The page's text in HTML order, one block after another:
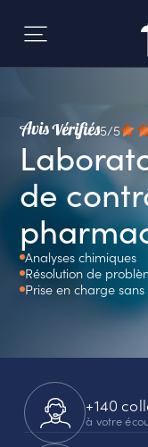
5/5
de
Analyses chimiques
Résolution de
Prise en charge
+140
à votre